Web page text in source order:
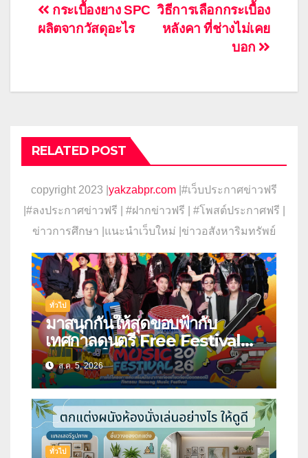
แนะแนว
วิธีการเลือกกระเบื้อง
หลังคา ที่ช่างไม่เคย
บอก
กระเบื้องยาง SPC
ผลิตจากวัสดุอะไร
RELATED POST
copyright 2023 | yakzabpr.com |#เว็บประกาศข่าวฟรี
#ลงประกาศข่าวฟรี | #ฝากข่าวฟรี | #โพสต์ประกาศฟรี |
ข่าวการศึกษา |แนะนำเว็บใหม่ |ข่าวอสังหาริมทรัพย์
ทั่วไป
มาสนุกกันให้สุดขอบฟ้ากับ
เทศกาลดนตรี Free Festival
แห่งภาคใต้
ส.ค. 5, 2026
ทั่วไป